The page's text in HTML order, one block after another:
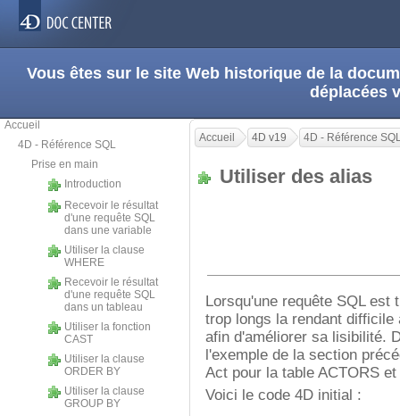
Vous êtes sur le site Web historique de la
déplacées
Accueil
4D - Référence SQL
Prise en main
Introduction
Recevoir le résultat
d'une requête SQL
dans une variable
Utiliser la clause
WHERE
Recevoir le résultat
d'une requête SQL
dans un tableau
Utiliser la fonction
CAST
Utiliser la clause
ORDER BY
Utiliser la clause
GROUP BY
Accueil 4D v19 4D - Référence
Utiliser des alias
Lorsqu'une requête SQL
trop longs la rendant
afin d'améliorer sa lisibilité.
l'exemple de la section
Act pour la table ACTORS
Voici le code 4D initial :